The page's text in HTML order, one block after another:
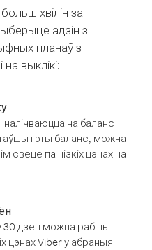
хвілін за
адзін з
планаў з
на выклікі:
на баланс
гэты баланс, можна
свеце па нізкіх цэнах на
дзён можна рабіць
цэнах Viber у абраныя